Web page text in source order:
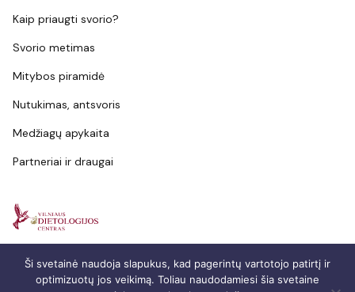
Kaip priaugti svorio?
Svorio metimas
Mitybos piramidė
Nutukimas, antsvoris
Medžiagų apykaita
Partneriai ir draugai
Ši svetainė naudoja slapukus, kad pagerintų vartotojo patirtį ir
optimizuotų jos veikimą. Toliau naudodamiesi šia svetaine